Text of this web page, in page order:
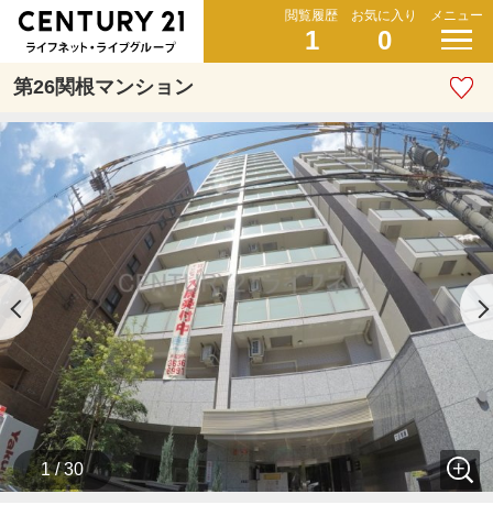
閲覧履歴
1
お気に入り
0
メニュー
第26関根マンション
1 / 30